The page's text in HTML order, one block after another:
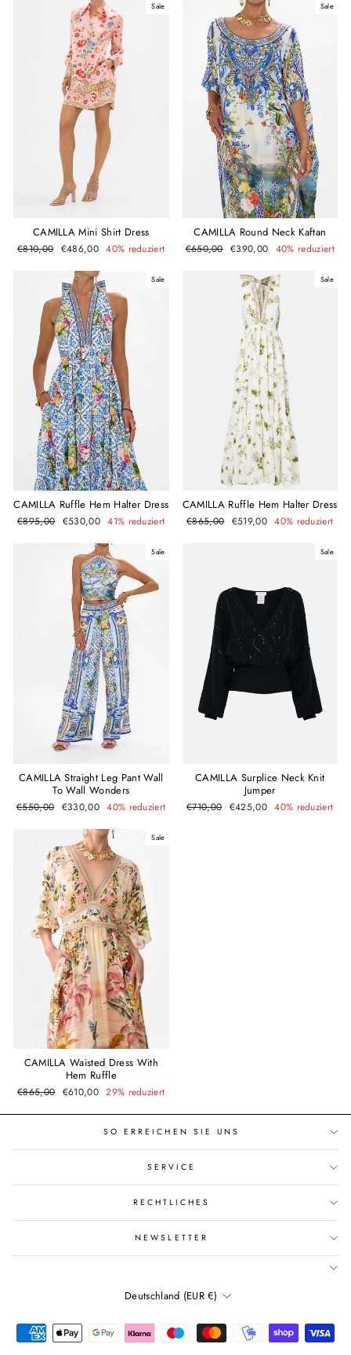
Sale
CAMILLA Mini Shirt Dress
Normaler
€810,00 Sonderpreis
€486,00 40% reduziert
Sale
CAMILLA Round Neck Kaftan
Normaler
€650,00 Sonderpreis
€390,00 40% reduziert
Sale
CAMILLA Ruffle Hem Halter Dress
Normaler
€895,00 Sonderpreis
€530,00 41% reduziert
Sale
CAMILLA Ruffle Hem Halter Dress
Normaler
€865,00 Sonderpreis
€519,00 40% reduziert
Sale
CAMILLA Straight Leg Pant Wall
To Wall Wonders
Normaler
€550,00 Sonderpreis
€330,00 40% reduziert
Sale
CAMILLA Surplice Neck Knit
Jumper
Normaler
€710,00 Sonderpreis
€425,00 40% reduziert
Sale
CAMILLA Waisted Dress With
Hem Ruffle
Normaler
€865,00 Sonderpreis
€610,00 29% reduziert
SO ERREICHEN SIE UNS
SERVICE
RECHTLICHES
NEWSLETTER
Währung
Deutschland (EUR €)